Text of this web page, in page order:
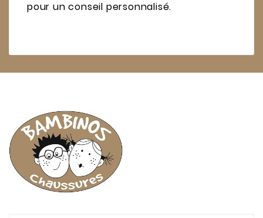
pour un conseil personnalisé.